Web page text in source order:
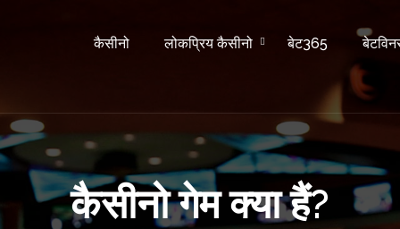
कैसीनो लोकप्रिय कैसीनो बेट365
कैसीनो गेम क्या हैं?